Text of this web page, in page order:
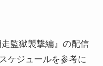
監獄襲撃編』の配信
ケジュールを参考に